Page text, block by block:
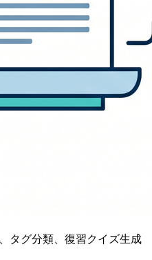
タグ分類、復習クイズ生成